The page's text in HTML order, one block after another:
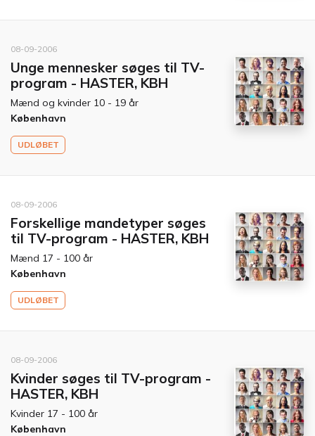
08-09-2006
Unge mennesker søges til TV-
program - HASTER, KBH
Mænd og kvinder 10 - 19 år
København
UDLØBET
08-09-2006
Forskellige mandetyper søges
til TV-program - HASTER, KBH
Mænd 17 - 100 år
København
UDLØBET
08-09-2006
Kvinder søges til TV-program -
HASTER, KBH
Kvinder 17 - 100 år
København